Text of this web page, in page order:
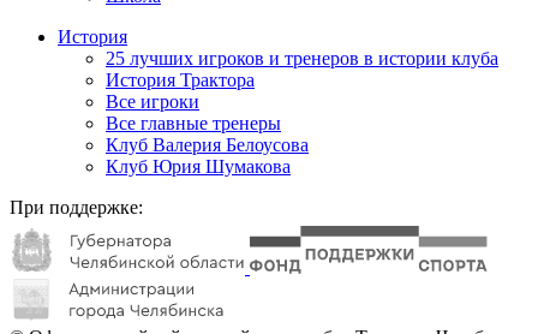
История
25 лучших игроков и тренеров в истории клуба
История Трактора
Все игроки
Все главные тренеры
Клуб Валерия Белоусова
Клуб Юрия Шумакова
При поддержке: